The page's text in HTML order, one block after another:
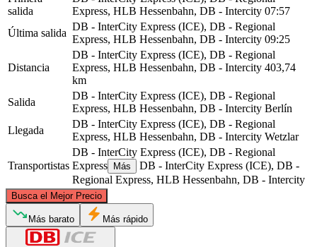
salida
Express, HLB Hessenbahn, DB - Intercity 07:57
Última salida
DB - InterCity Express (ICE), DB - Regional
Express, HLB Hessenbahn, DB - Intercity 09:25
Distancia
DB - InterCity Express (ICE), DB - Regional
Express, HLB Hessenbahn, DB - Intercity 403,74
km
Salida
DB - InterCity Express (ICE), DB - Regional
Express, HLB Hessenbahn, DB - Intercity Berlín
Llegada
DB - InterCity Express (ICE), DB - Regional
Express, HLB Hessenbahn, DB - Intercity Wetzlar
Transportistas
DB - InterCity Express (ICE), DB - Regional
Express Más
DB - InterCity Express (ICE), DB -
Regional Express, HLB Hessenbahn, DB - Intercity
Busca el Mejor Precio
©CARTO, ©OpenStreetMapcontributors
Más barato Más rápido